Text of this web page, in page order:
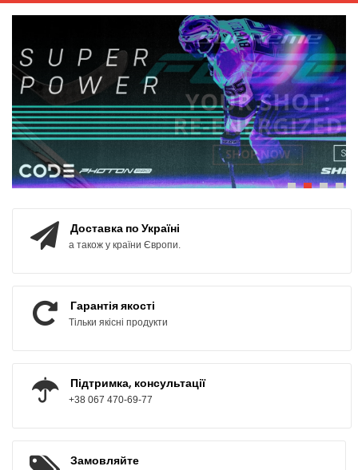
Доставка по Україні
а також у країни Європи.
Гарантія якості
Тільки якісні продукти
Підтримка, консультації
+38 067 470-69-77
Замовляйте